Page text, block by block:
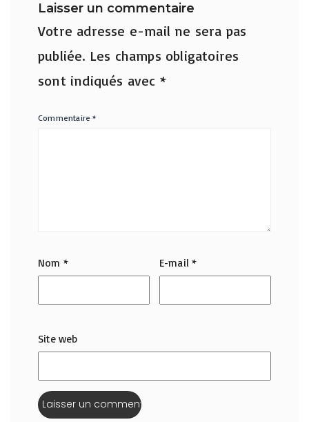
Laisser un commentaire
Votre adresse e-mail ne sera pas
publiée. Les champs obligatoires
sont indiqués avec *
Commentaire*
Nom * E-mail*
Site web